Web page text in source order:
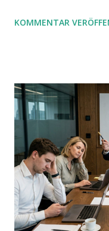
mit UND oder ODER
KOMMENTAR